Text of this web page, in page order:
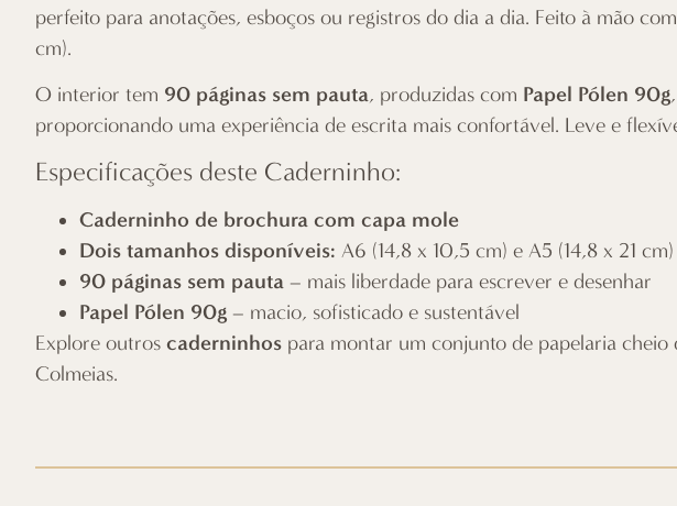
perfeito para anotações, esboços ou registros do dia a dia. Feito à mão
cm).
O interior tem 90 páginas sem pauta, produzidas com Papel Pólen 90g
proporcionando uma experiência de escrita mais confortável. Leve e
Especificações deste Caderninho:
Caderninho de brochura com capa mole
Dois tamanhos disponíveis: A6 (14,8 x 10,5 cm) e A5 (14,8 x 21 cm)
90 páginas sem pauta – mais liberdade para escrever e desenhar
Papel Pólen 90g – macio, sofisticado e sustentável
Explore outros caderninhos para montar um conjunto de papelaria cheio
Colmeias.